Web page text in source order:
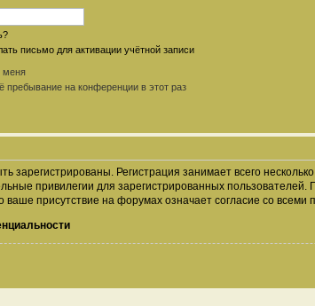
письмо для активации учётной записи
меня
пребывание на конференции в этот раз
Регистрация занимает всего
привилегии для зарегистрированных
присутствие на форумах означает согласие со всеми